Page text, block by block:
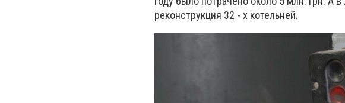
реконструкция 32 - х котельней.